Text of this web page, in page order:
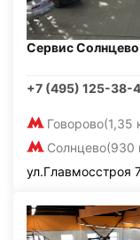
Сервис Солнцево
+7 (495) 125-38-
Говорово(1,35
Солнцево(930
ул.Главмосстроя